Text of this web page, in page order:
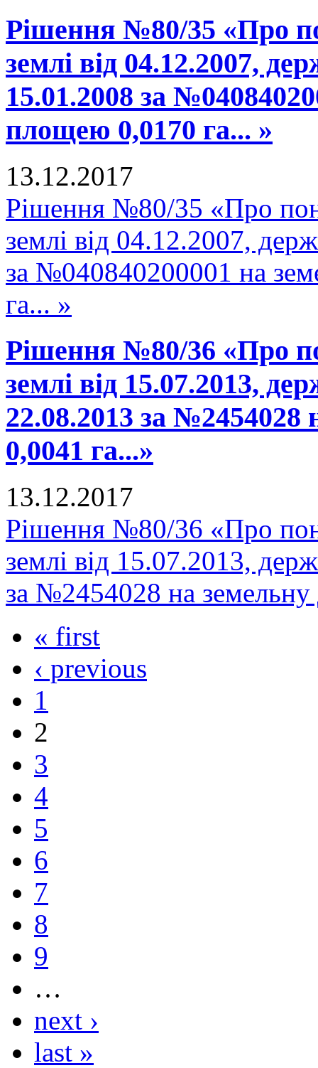
Рішення №80/35 «Про
землі від 04.12.2007,
15.01.2008 за
площею 0,0170 га... »
13.12.2017
Рішення №80/35 «Про
землі від 04.12.2007,
за №040840200001 на
га... »
Рішення №80/36 «Про
землі від 15.07.2013,
22.08.2013 за
0,0041 га...»
13.12.2017
Рішення №80/36 «Про
землі від 15.07.2013,
за №2454028 на
« first
‹ previous
1
2
3
4
5
6
7
8
9
…
next ›
last »